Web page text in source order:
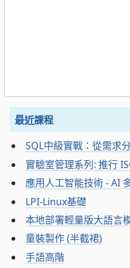
最近課程
SQL中級實戰：從需求
實驗室管理系列: 推行
應用人工智能技術 - AI
LPI-Linux基礎
本地部署輕量版大語言
童裝製作 (半截裙)
手語高階